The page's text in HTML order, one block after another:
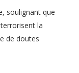
soulignant que
la
de doutes